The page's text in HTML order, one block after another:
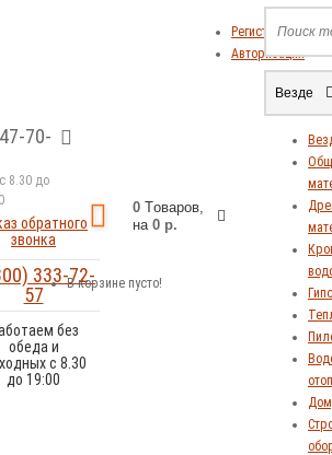
Регистрация
Авторизация
70-
8.30 до
обратного
звонка
333-72-
57
без
обеда и
с 8.30
до 19:00
0 Tоваров,
на 0 р.
В корзине пусто!
Везде